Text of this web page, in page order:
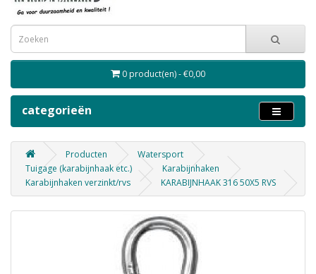
0 product(en) - €0,00
categorieën
Producten
Watersport
Tuigage (karabijnhaak etc.)
Karabijnhaken
Karabijnhaken verzinkt/rvs
KARABIJNHAAK 316 50X5 RVS